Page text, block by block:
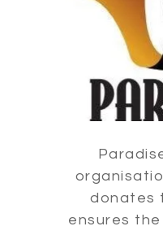
donates
ensures